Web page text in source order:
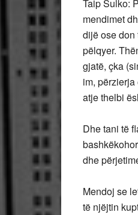
Taip Sulko:
mendimet
dijë ose don
pëlqyer.
gjatë, çka
im,
atje thelbi
Dhe tani të
dhe
Mendoj se
të njëjtin